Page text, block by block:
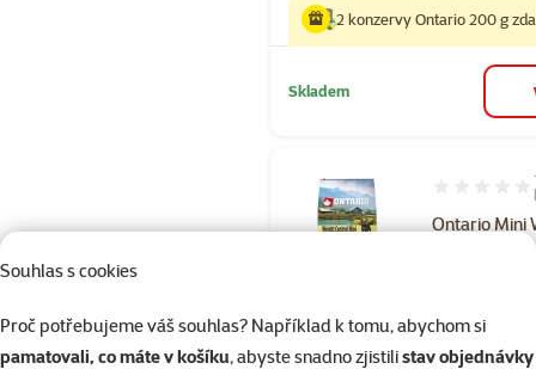
Souhlas s cookies
Proč potřebujeme váš souhlas? Například k tomu, abychom si
pamatovali, co máte v košíku, abyste snadno zjistilistav objednávky
2 konzervy Ontario 200 g
Skladem
Ontario Mini
Hodnocení
Cena
491,40 Kč
Cena za 100 g: 7,6